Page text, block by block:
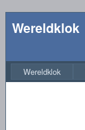
Wereldklok
Wereldklok